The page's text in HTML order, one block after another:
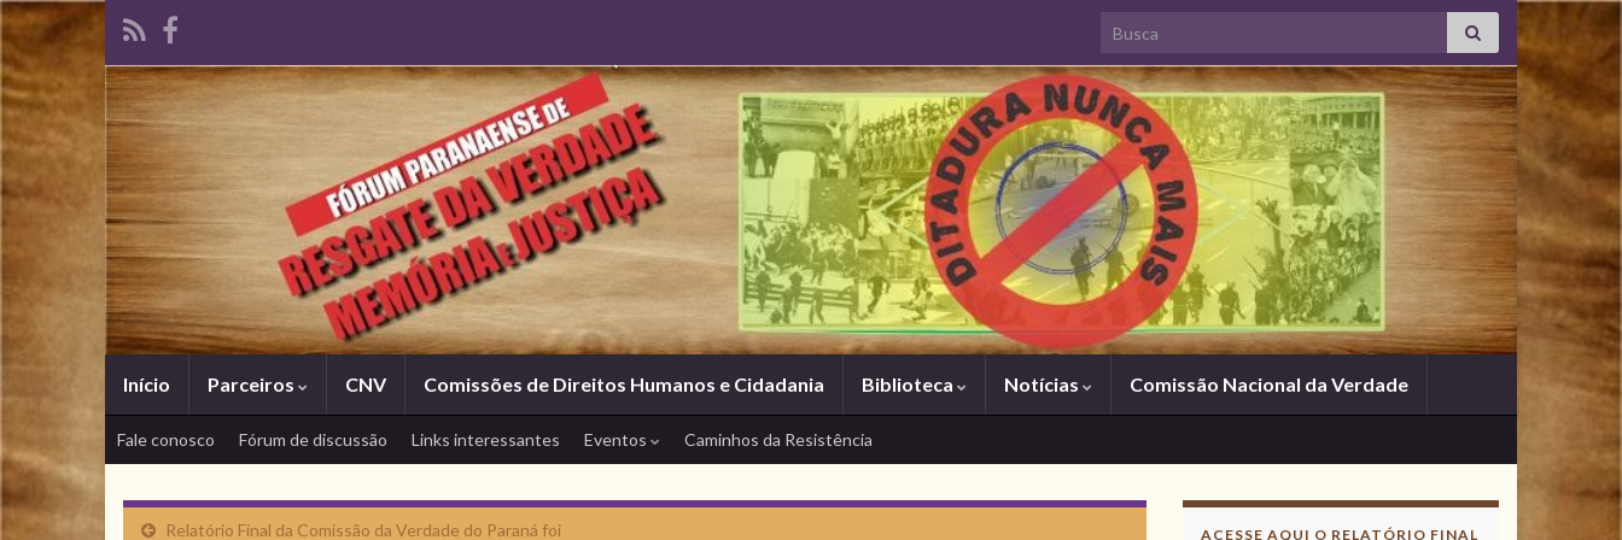
Search for:
Início Parceiros CNV Comissões de Direitos Humanos e Cidadania Biblioteca Notícias Comissão Nacional da Verdade
Fale conosco Fórum de discussão Links interessantes Eventos Caminhos da Resistência
Relatório Final da Comissão da Verdade do Paraná foi
ACESSE AQUI O RELATÓRIO FINAL